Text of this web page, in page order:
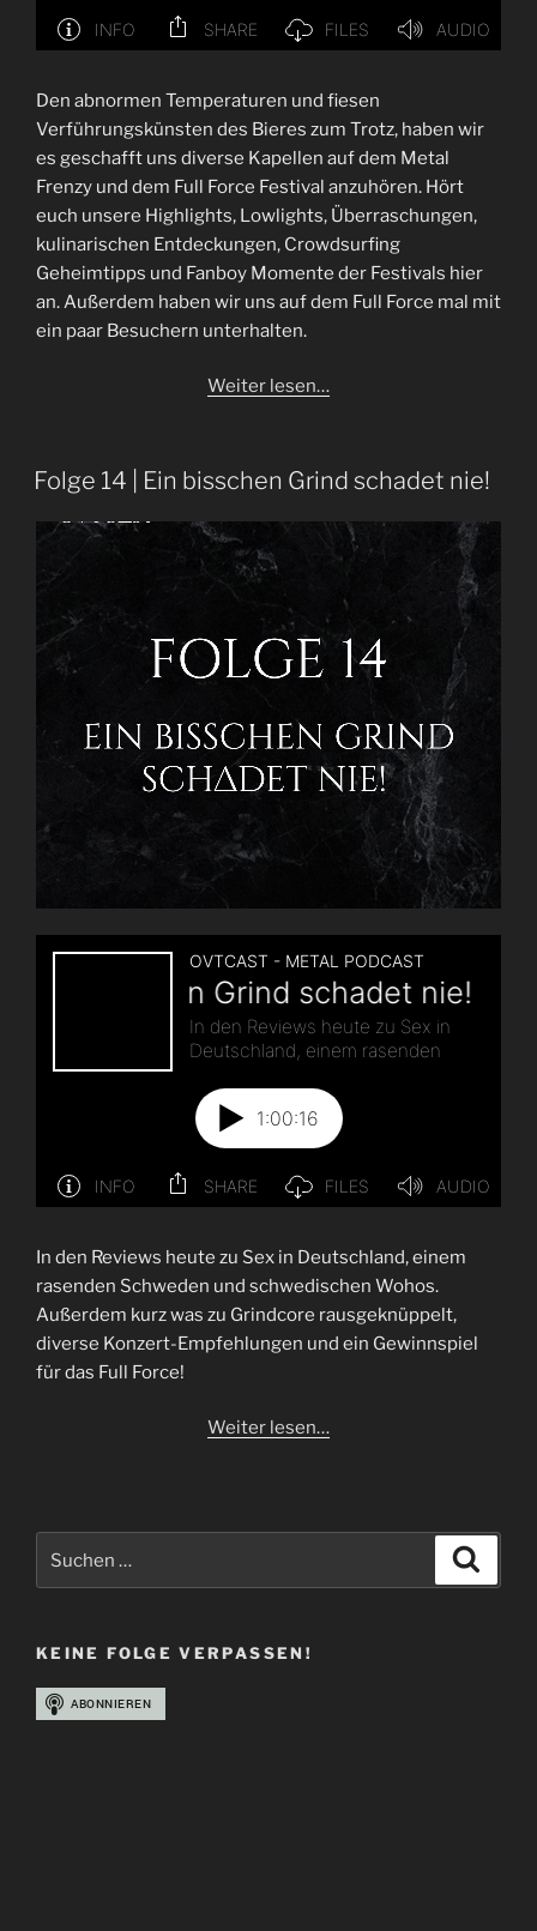
Den abnormen Temperaturen und fiesen
Verführungskünsten des Bieres zum Trotz, haben wir
es geschafft uns diverse Kapellen auf dem Metal
Frenzy und dem Full Force Festival anzuhören. Hört
euch unsere Highlights, Lowlights, Überraschungen,
kulinarischen Entdeckungen, Crowdsurfing
Geheimtipps und Fanboy Momente der Festivals hier
an. Außerdem haben wir uns auf dem Full Force mal mit
ein paar Besuchern unterhalten.
Weiter lesen…
Folge 14 | Ein bisschen Grind schadet nie!
In den Reviews heute zu Sex in Deutschland, einem
rasenden Schweden und schwedischen Wohos.
Außerdem kurz was zu Grindcore rausgeknüppelt,
diverse Konzert-Empfehlungen und ein Gewinnspiel
für das Full Force!
Weiter lesen…
KEINE FOLGE VERPASSEN!